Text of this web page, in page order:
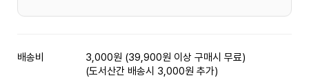
배송비
3,000원 (39,900원 이상 구매시 무료)
(도서산간 배송시 3,000원 추가)